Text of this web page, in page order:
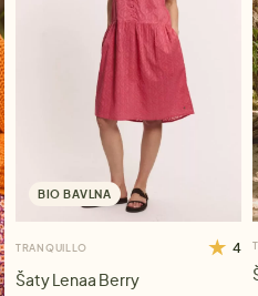
BIO BAVLNA
TRANQUILLO 4
Šaty Lenaa Berry